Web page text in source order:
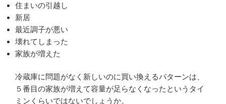
住まいの引越し
新居
最近調子が悪い
壊れてしまった
家族が増えた
冷蔵庫に問題がなく新しいのに買い換えるパターンは、
５番目の家族が増えて容量が足らなくなったというタイ
ミンくらいではないでしょうか。